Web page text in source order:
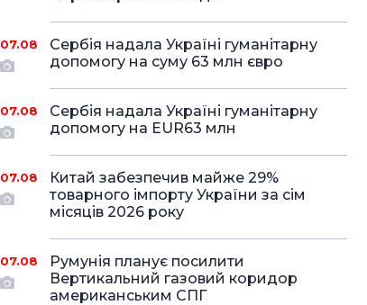
07.08
Сербія надала Україні гуманітарну
допомогу на суму 63 млн євро
07.08
Сербія надала Україні гуманітарну
допомогу на EUR63 млн
07.08
Китай забезпечив майже 29%
товарного імпорту України за сім
місяців 2026 року
07.08
Румунія планує посилити
Вертикальний газовий коридор
американським СПГ